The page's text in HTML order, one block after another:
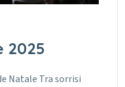
2025
Natale Tra sorrisi